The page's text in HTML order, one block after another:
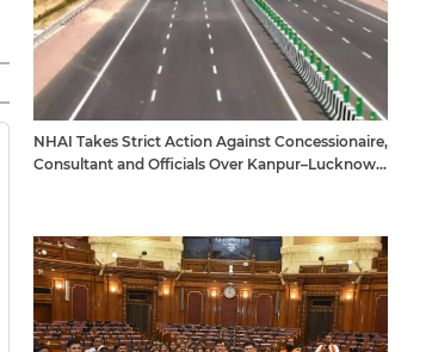
NHAI Takes Strict Action Against Concessionaire,
Consultant and Officials Over Kanpur–Lucknow